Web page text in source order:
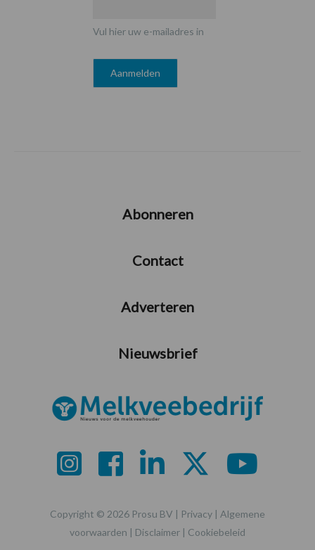
Vul hier uw e-mailadres in
Abonneren
Contact
Adverteren
Nieuwsbrief
Copyright © 2026 Prosu BV | Privacy | Algemene
voorwaarden | Disclaimer | Cookiebeleid